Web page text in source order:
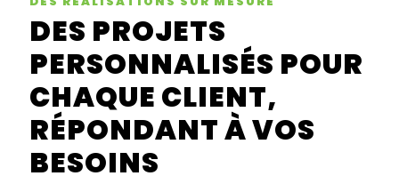
DES PROJETS
PERSONNALISÉS POUR
CHAQUE CLIENT,
RÉPONDANT À VOS
BESOINS